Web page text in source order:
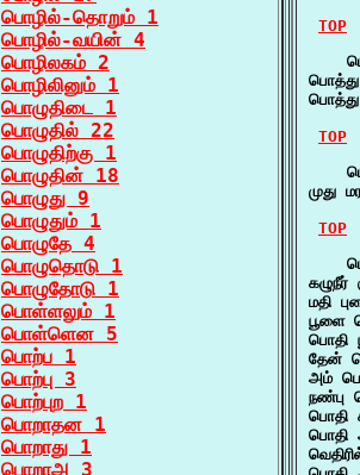
பொழில்-தொறும் 1
பொழில்-வயின் 4
பொழிலகம் 2
பொழிலினும் 1
பொழுதிடை 1
பொழுதில் 22
பொழுதிற்கு 1
பொழுதின் 18
பொழுது 9
பொழுதும் 1
பொழுதே 4
பொழுதொடு 1
பொழுதோடு 1
பொள்ளலும் 1
பொள்ளென 5
பொற்ப 1
பொற்பு 3
பொற்புற 1
பொறாதன 1
பொறாது 1
பொறாஅ 3
TOP
TOP
முது
TOP
மதி
பூளை
பொதி
தேன்
அம்
நண்பு
பொதி
பொதி